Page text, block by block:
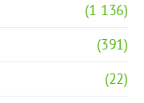
(1 136)
(391)
(22)